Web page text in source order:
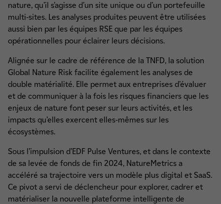
nature, qu’il s’agisse d’un site unique ou d’un portefeuille
multi-sites. Les analyses produites peuvent être utilisées
aussi bien par les équipes RSE que par les équipes
opérationnelles pour éclairer leurs décisions.
Alignée sur le cadre de référence de la TNFD, la solution
Global Nature Risk facilite également les analyses de
double matérialité. Elle permet aux entreprises d’évaluer
et de communiquer à la fois les risques financiers que les
enjeux de nature font peser sur leurs activités, et les
impacts qu’elles exercent elles-mêmes sur les
écosystèmes.
Sous l’impulsion d’EDF Pulse Ventures, et dans le contexte
de sa levée de fonds de fin 2024, NatureMetrics a
accéléré sa trajectoire vers un modèle plus digital et SaaS.
Ce pivot a servi de déclencheur pour explorer, cadrer et
matérialiser la nouvelle plateforme intelligente de